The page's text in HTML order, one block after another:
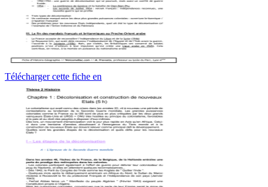
Télécharger cette fiche en